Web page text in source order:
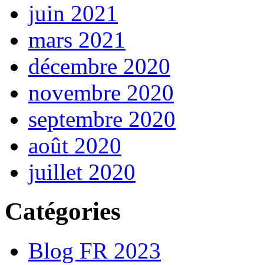
juin 2021
mars 2021
décembre 2020
novembre 2020
septembre 2020
août 2020
juillet 2020
Catégories
Blog FR 2023